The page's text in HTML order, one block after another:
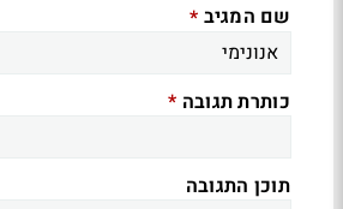
שם המגיב *
כותרת תגובה *
תוכן התגובה